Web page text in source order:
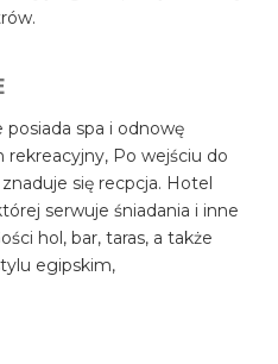
spa i odnowę
rekreacyjny, Po wejściu do
się recpcja. Hotel
serwuje śniadania i inne
hol, bar, taras, a także
egipskim,